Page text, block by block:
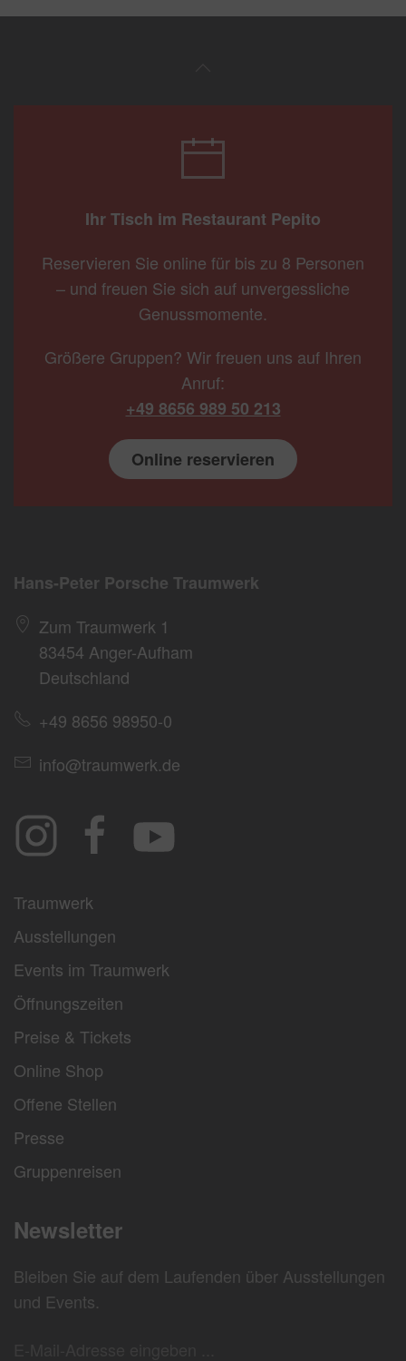
Ihr Tisch im Restaurant Pepito
Reservieren Sie online für bis zu 8 Personen
– und freuen Sie sich auf unvergessliche
Genussmomente.
Größere Gruppen? Wir freuen uns auf Ihren
Anruf:
+49 8656 989 50 213
Online reservieren
Hans-Peter Porsche Traumwerk
Zum Traumwerk 1
83454 Anger-Aufham
Deutschland
+49 8656 98950-0
info@traumwerk.de
Traumwerk
Ausstellungen
Events im Traumwerk
Öffnungszeiten
Preise & Tickets
Online Shop
Offene Stellen
Presse
Gruppenreisen
Newsletter
Bleiben Sie auf dem Laufenden über Ausstellungen
und Events.